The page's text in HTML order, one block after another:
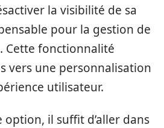
la visibilité de sa
pour la gestion de
Cette fonctionnalité
vers une personnalisation
utilisateur.
il suffit d’aller dans